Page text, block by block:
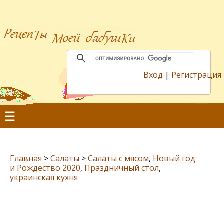
Вход | Регистрация
☰
Главная >Салаты >Салаты с мясом, Новый год
и Рождество 2020, Праздничный стол,
украинская кухня